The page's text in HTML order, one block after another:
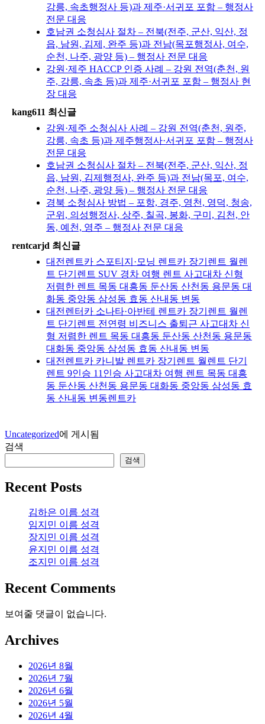
강릉, 속초행정사 등)과 제주·서귀포 포함 – 행정사
전문 대응
호남권 소청심사 절차 – 전북(전주, 군산, 익산, 정
읍, 남원, 김제, 완주 등)과 전남(목포행정사, 여수,
순천, 나주, 광양 등) – 행정사 전문 대응
강원·제주 HACCP 인증 사례 – 강원 전역(춘천, 원
주, 강릉, 속초 등)과 제주·서귀포 포함 – 행정사 현
장 대응
kang611 최신글
강원·제주 소청심사 사례 – 강원 전역(춘천, 원주,
강릉, 속초 등)과 제주행정사·서귀포 포함 – 행정사
전문 대응
호남권 소청심사 절차 – 전북(전주, 군산, 익산, 정
읍, 남원, 김제행정사, 완주 등)과 전남(목포, 여수,
순천, 나주, 광양 등) – 행정사 전문 대응
경북 소청심사 방법 – 포항, 경주, 영천, 영덕, 청송,
군위, 의성행정사, 상주, 칠곡, 봉화, 구미, 김천, 안
동, 예천, 영주 – 행정사 전문 대응
rentcarjd 최신글
대전렌트카 스포티지·모닝 렌트카 장기렌트 월렌
트 단기렌트 SUV 경차 여행 렌트 사고대차 신형
저렴한 렌트 목동 대흥동 둔산동 산천동 용문동 대
화동 중앙동 삼성동 효동 산내동 변동
대전렌터카 소나타·아반테 렌트카 장기렌트 월렌
트 단기렌트 전연령 비즈니스 출퇴근 사고대차 신
형 저렴한 렌트 목동 대흥동 둔산동 산천동 용문동
대화동 중앙동 삼성동 효동 산내동 변동
대전렌트카 카니발 렌트카 장기렌트 월렌트 단기
렌트 9인승 11인승 사고대차 여행 렌트 목동 대흥
동 둔산동 산천동 용문동 대화동 중앙동 삼성동 효
동 산내동 변동렌트카
Uncategorized에 게시됨
검색
검색
Recent Posts
김하은 이름 성격
임지민 이름 성격
장지민 이름 성격
윤지민 이름 성격
조지민 이름 성격
Recent Comments
보여줄 댓글이 없습니다.
Archives
2026년 8월
2026년 7월
2026년 6월
2026년 5월
2026년 4월